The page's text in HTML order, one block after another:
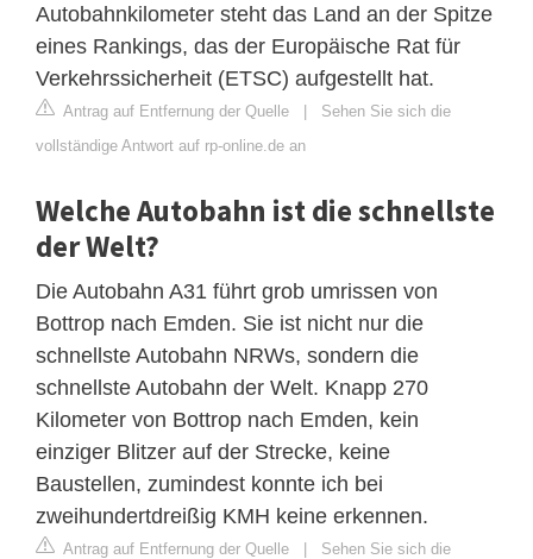
Autobahnkilometer steht das Land an der Spitze
eines Rankings, das der Europäische Rat für
Verkehrssicherheit (ETSC) aufgestellt hat.
Antrag auf Entfernung der Quelle | Sehen Sie sich die
vollständige Antwort auf rp-online.de an
Welche Autobahn ist die schnellste
der Welt?
Die Autobahn A31 führt grob umrissen von
Bottrop nach Emden. Sie ist nicht nur die
schnellste Autobahn NRWs, sondern die
schnellste Autobahn der Welt. Knapp 270
Kilometer von Bottrop nach Emden, kein
einziger Blitzer auf der Strecke, keine
Baustellen, zumindest konnte ich bei
zweihundertdreißig KMH keine erkennen.
Antrag auf Entfernung der Quelle | Sehen Sie sich die